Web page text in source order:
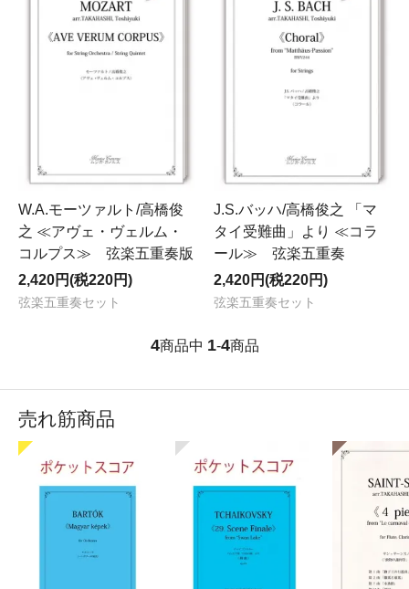
W.A.モーツァルト/高橋俊
之 ≪アヴェ・ヴェルム・
コルプス≫ 弦楽五重奏版
2,420円(税220円)
弦楽五重奏セット
J.S.バッハ/高橋俊之 「マ
タイ受難曲」より ≪コラ
ール≫ 弦楽五重奏
2,420円(税220円)
弦楽五重奏セット
4商品中 1-4商品
売れ筋商品